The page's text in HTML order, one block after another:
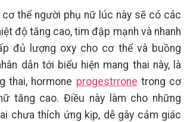
cơ thể người phụ nữ lúc này sẽ có các
độ tăng cao, tim đập mạnh và nhanh
đủ lượng oxy cho cơ thể và buồng
dẫn tới biểu hiện mang thai này, là
thai, hormone progestrrone trong cơ
tăng cao. Điều này làm cho những
chưa thích ứng kịp, dễ gây cảm giác